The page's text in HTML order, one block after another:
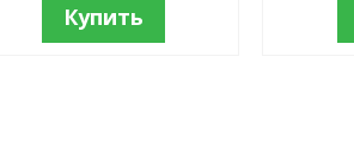
Купить